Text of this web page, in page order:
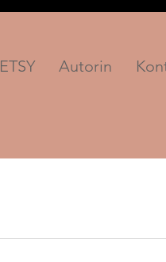
ETSY Autorin